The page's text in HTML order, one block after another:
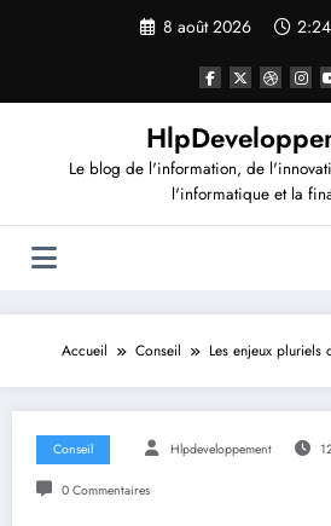
8 août 2026
Le blog de l'information, de
l'informatique et la
Accueil Conseil Les enjeux pluriels
Conseil Hlpdeveloppement
0 Commentaires